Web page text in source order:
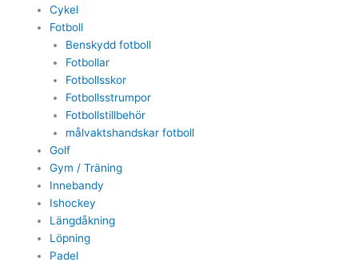
Cykel
Fotboll
Benskydd fotboll
Fotbollar
Fotbollsskor
Fotbollsstrumpor
Fotbollstillbehör
målvaktshandskar fotboll
Golf
Gym / Träning
Innebandy
Ishockey
Längdåkning
Löpning
Padel